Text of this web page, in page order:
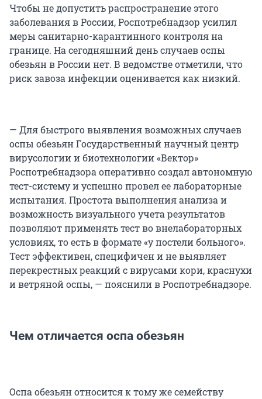
Чтобы не допустить распространение этого
заболевания в России, Роспотребнадзор усилил
меры санитарно-карантинного контроля на
границе. На сегодняшний день случаев оспы
обезьян в России нет. В ведомстве отметили, что
риск завоза инфекции оценивается как низкий.
— Для быстрого выявления возможных случаев
оспы обезьян Государственный научный центр
вирусологии и биотехнологии «Вектор»
Роспотребнадзора оперативно создал автономную
тест-систему и успешно провел ее лабораторные
испытания. Простота выполнения анализа и
возможность визуального учета результатов
позволяют применять тест во внелабораторных
условиях, то есть в формате «у постели больного».
Тест эффективен, специфичен и не выявляет
перекрестных реакций с вирусами кори, краснухи
и ветряной оспы, — пояснили в Роспотребнадзоре.
Чем отличается оспа обезьян
Оспа обезьян относится к тому же семейству